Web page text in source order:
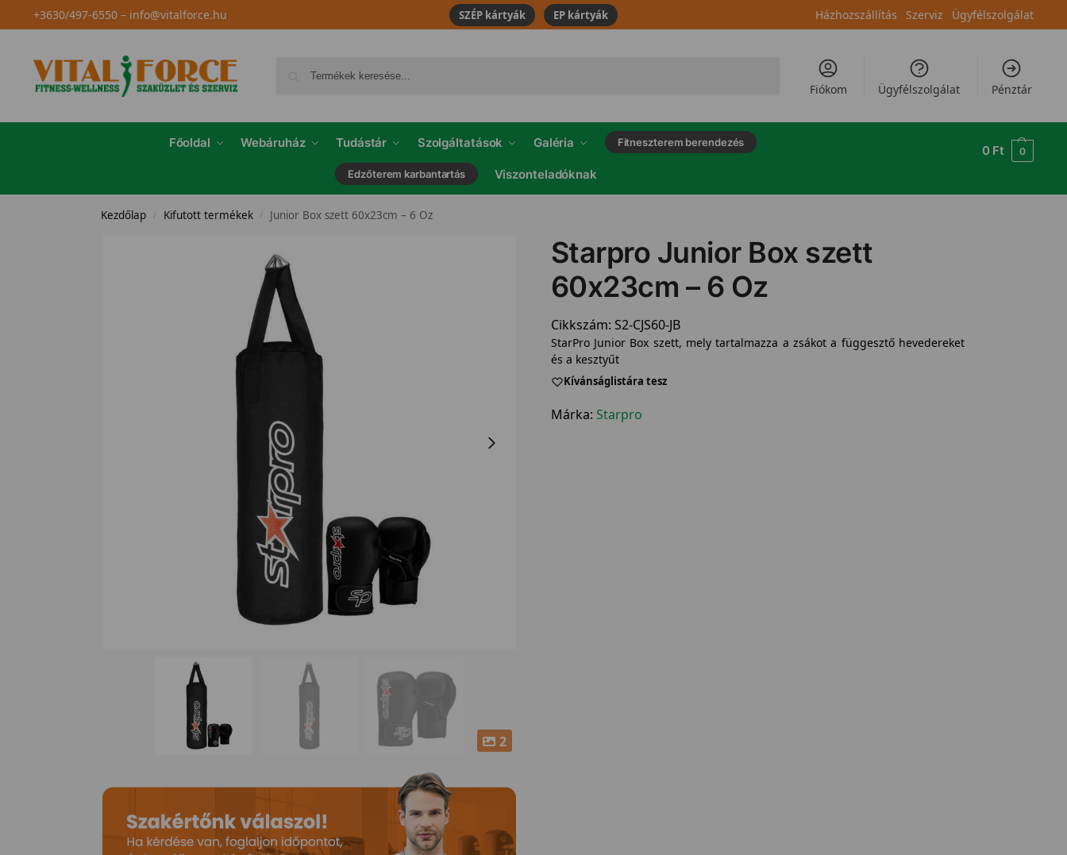
+3630/497-6550– info@vitalforce.hu SZÉP kártyák EP kártyák Házhozszállítás Szerviz Ügyfélszolgálat
Fiókom Ügyfélszolgálat Pénztár
Főoldal Webáruház Tudástár Szolgáltatások Galéria Fitneszterem berendezés
Edzőterem karbantartás Viszonteladóknak
0 Ft 0
Kezdőlap / Kifutott termékek / Junior Box szett 60x23cm – 6 Oz
2
Starpro Junior Box szett
60x23cm – 6 Oz
Cikkszám: S2-CJS60-JB
StarPro Junior Box szett, mely tartalmazza a zsákot a függesztő hevedereket
és a kesztyűt
Kívánságlistára tesz
Márka: Starpro